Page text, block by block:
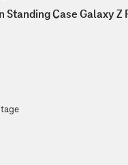
Standing Case Galaxy Z